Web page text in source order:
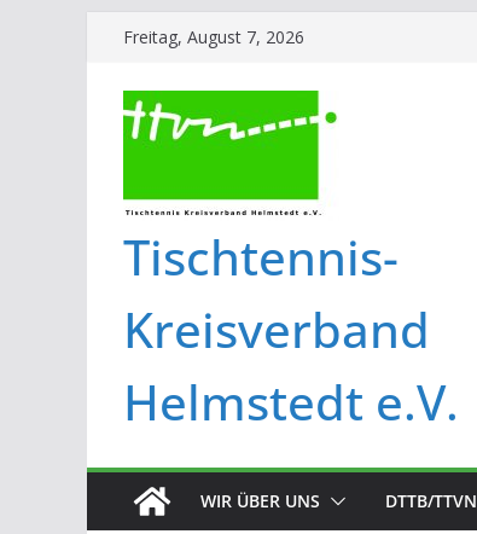
Freitag, August 7, 2026
Tischtennis-
Kreisverband
Helmstedt e.V.
WIR ÜBER UNS DTTB/TTVN